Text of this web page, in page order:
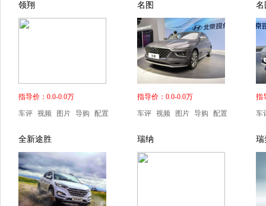
领翔
指导价：0.0-0.0万
车评 视频 图片 导购 配置
名图
指导价：0.0-0.0万
车评 视频 图片 导购 配置
名
指
车
全新途胜 瑞纳 瑞